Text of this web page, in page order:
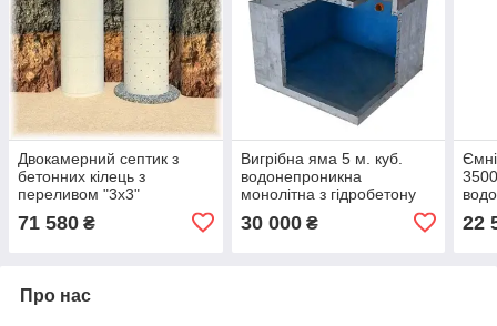
Двокамерний септик з
бетонних кілець з
переливом "3х3"
71 580 ₴
Вигрібна яма 5 м. куб.
водонепроникна
монолітна з гідробетону
30 000₴ 22
Про нас